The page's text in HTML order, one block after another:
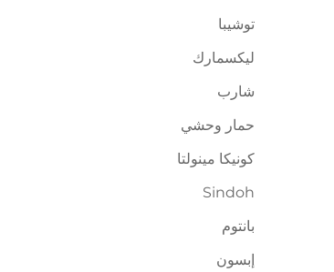
توشيبا
ليكسمارك
شارب
حمار وحشي
كونيكا مينولتا
Sindoh
بانتوم
إبسون